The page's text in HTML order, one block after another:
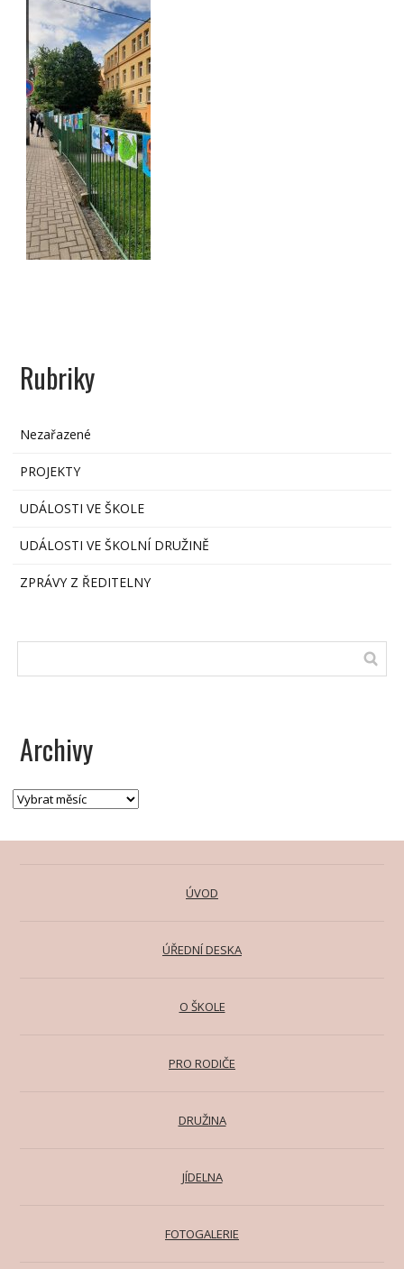
Rubriky
Nezařazené
PROJEKTY
UDÁLOSTI VE ŠKOLE
UDÁLOSTI VE ŠKOLNÍ DRUŽINĚ
ZPRÁVY Z ŘEDITELNY
Archivy
ÚVOD
ÚŘEDNÍ DESKA
O ŠKOLE
PRO RODIČE
DRUŽINA
JÍDELNA
FOTOGALERIE